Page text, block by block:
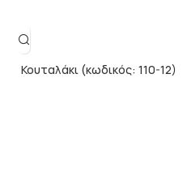
Κουταλάκι (κωδικός: 110-12)